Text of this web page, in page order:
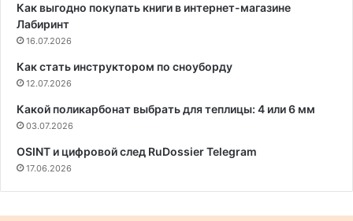
Как выгодно покупать книги в интернет-магазине
Лабиринт
16.07.2026
Как стать инструктором по сноуборду
12.07.2026
Какой поликарбонат выбрать для теплицы: 4 или 6 мм
03.07.2026
OSINT и цифровой след RuDossier Telegram
17.06.2026